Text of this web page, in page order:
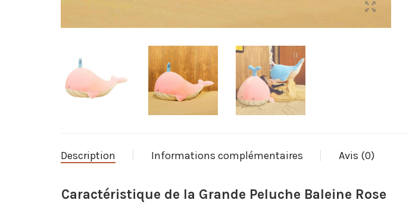
Description Informations complémentaires Avis (0)
Caractéristique de la Grande Peluche Baleine Rose